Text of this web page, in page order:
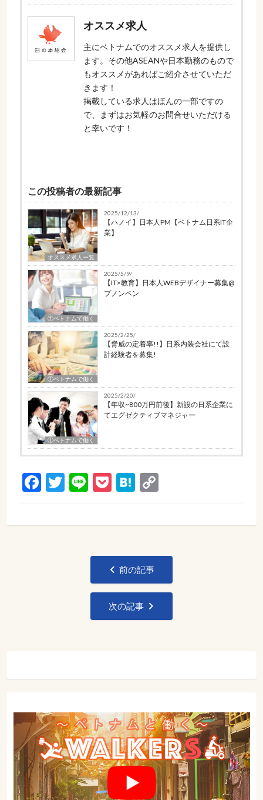
オススメ求人
主にベトナムでのオススメ求人を提供し
ます。その他ASEANや日本勤務のもので
もオススメがあればご紹介させていただ
きます！
掲載している求人はほんの一部ですの
で、まずはお気軽のお問合せいただける
と幸いです！
この投稿者の最新記事
オススメ求人ー覧
2025/12/13/
【ハノイ】日本人PM【ベトナム日系IT企
業】
①ベトナムで働く
2025/5/9/
【IT×教育】日本人WEBデザイナー募集@
プノンペン
①ベトナムで働く
2025/2/25/
【脅威の定着率!!】日系内装会社にて設
計経験者を募集!
①ベトナムで働く
2025/2/20/
【年収~800万円前後】新設の日系企業に
てエグゼクティブマネジャー
Facebook
Twitter
LinePocketHatena
Copy
シ
ン
前の記事
次の記事